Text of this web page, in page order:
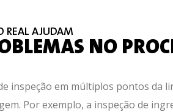
REAL AJUDAM
NO
inspeção em múltiplos pontos
Por exemplo, a inspeção de